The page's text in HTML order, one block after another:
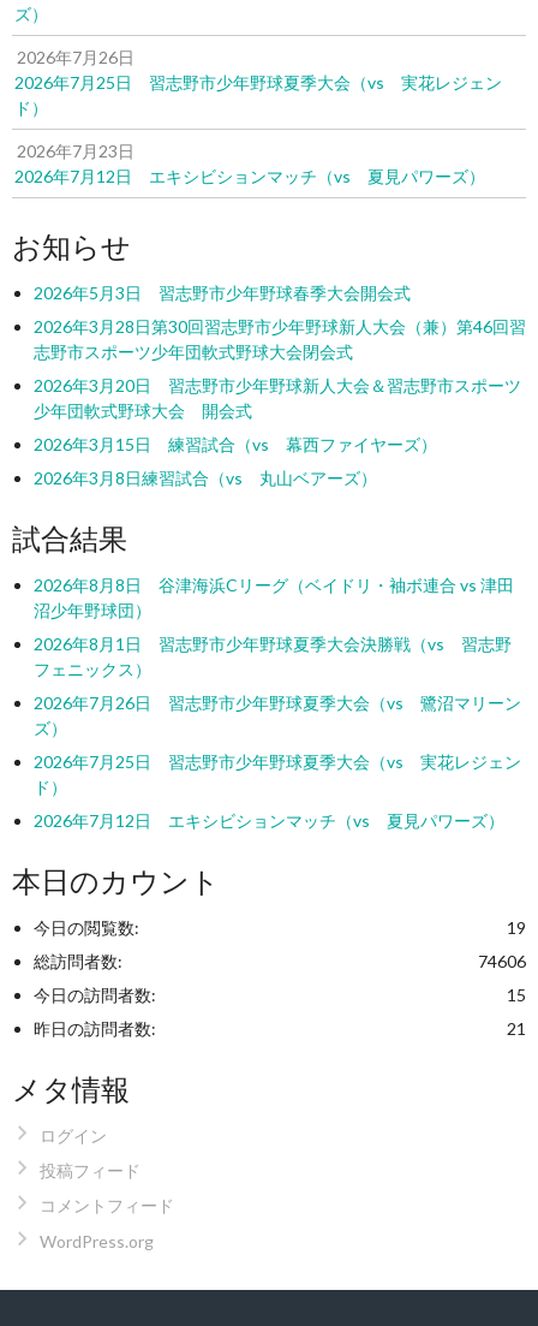
ズ）
2026年7月26日
2026年7月25日 習志野市少年野球夏季大会（vs 実花レジェン
ド）
2026年7月23日
2026年7月12日 エキシビションマッチ（vs 夏見パワーズ）
お知らせ
2026年5月3日 習志野市少年野球春季大会開会式
2026年3月28日第30回習志野市少年野球新人大会（兼）第46回習
志野市スポーツ少年団軟式野球大会閉会式
2026年3月20日 習志野市少年野球新人大会＆習志野市スポーツ
少年団軟式野球大会 開会式
2026年3月15日 練習試合（vs 幕西ファイヤーズ）
2026年3月8日練習試合（vs 丸山ベアーズ）
試合結果
2026年8月8日 谷津海浜Cリーグ（ベイドリ・袖ボ連合 vs 津田
沼少年野球団）
2026年8月1日 習志野市少年野球夏季大会決勝戦（vs 習志野
フェニックス）
2026年7月26日 習志野市少年野球夏季大会（vs 鷺沼マリーン
ズ）
2026年7月25日 習志野市少年野球夏季大会（vs 実花レジェン
ド）
2026年7月12日 エキシビションマッチ（vs 夏見パワーズ）
本日のカウント
19
今日の閲覧数:
74606
総訪問者数:
15
今日の訪問者数:
21
昨日の訪問者数:
メタ情報
ログイン
投稿フィード
コメントフィード
WordPress.org